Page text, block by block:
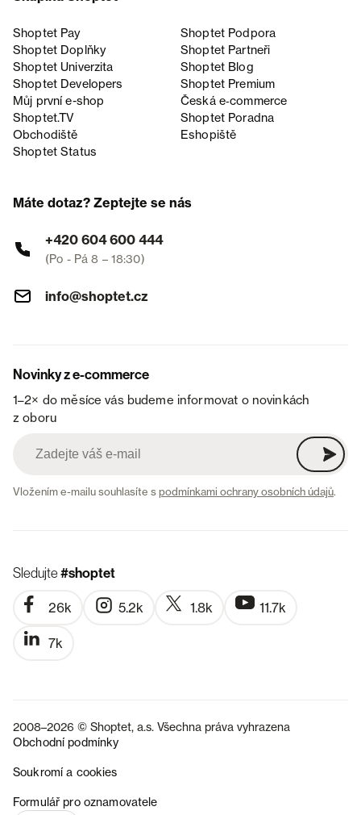
Shoptet Pay
Shoptet Podpora
Shoptet Doplňky
Shoptet Partneři
Shoptet Univerzita
Shoptet Blog
Shoptet Developers
Shoptet Premium
Můj první e-shop
Česká e‑commerce
Shoptet.TV
Shoptet Poradna
Obchodiště
Eshopiště
Shoptet Status
Máte dotaz? Zeptejte se nás
+420 604 600 444
(Po - Pá 8 – 18:30)
info@shoptet.cz
Novinky z e-commerce
1–2× do měsíce vás budeme informovat o novinkách
z oboru
Vložením e-mailu souhlasíte spodmínkami ochrany osobních údajů.
Sledujte#shoptet
26k 5.2k 1.8k 11.7k
7k
2008–2026 © Shoptet, a.s. Všechna práva vyhrazena
Obchodní podmínky
Soukromí a cookies
Formulář pro oznamovatele